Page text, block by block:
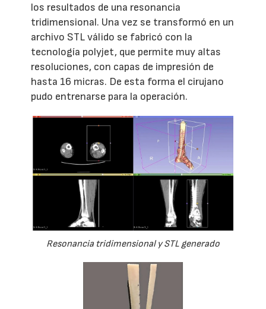
los resultados de una resonancia
tridimensional. Una vez se transformó en un
archivo STL válido se fabricó con la
tecnología polyjet, que permite muy altas
resoluciones, con capas de impresión de
hasta 16 micras. De esta forma el cirujano
pudo entrenarse para la operación.
Resonancia tridimensional y STL generado